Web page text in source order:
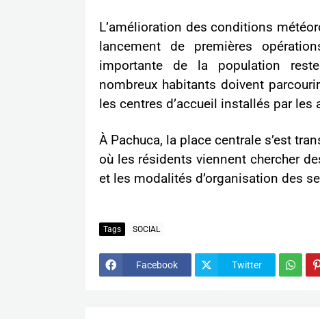
L’amélioration des conditions
lancement de premières
importante de la population
nombreux habitants doivent
les centres d’accueil installés par les
À Pachuca, la place centrale s’est
où les résidents viennent chercher
et les modalités d’organisation des
Tags SOCIAL
Facebook Twitter